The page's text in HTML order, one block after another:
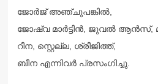
ജോർജ് അഞ്ചുപങ്കിൽ,
ജോഷ്വ മാർട്ടിൻ, ജുവൽ ആൻസ്,
റീന, സ്റ്റെല്ല, ശ്രീജിത്ത്,
ബീന എന്നിവർ പ്രസംഗിച്ചു.